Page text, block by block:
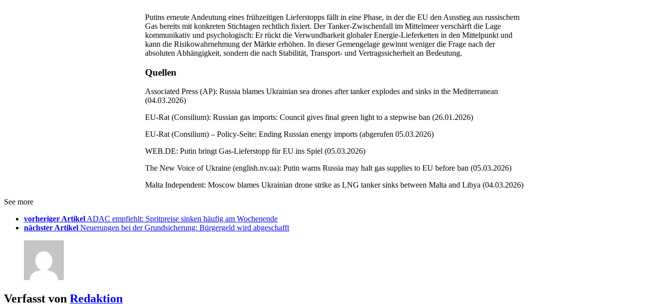
Putins erneute Andeutung eines frühzeitigen Lieferstopps fällt in eine Phase, in der die EU den Ausstieg aus russischem
Gas bereits mit konkreten Stichtagen rechtlich fixiert. Der Tanker-Zwischenfall im Mittelmeer verschärft die Lage
kommunikativ und psychologisch: Er rückt die Verwundbarkeit globaler Energie-Lieferketten in den Mittelpunkt und
kann die Risikowahrnehmung der Märkte erhöhen. In dieser Gemengelage gewinnt weniger die Frage nach der
absoluten Abhängigkeit, sondern die nach Stabilität, Transport- und Vertragssicherheit an Bedeutung.
Quellen
Associated Press (AP): Russia blames Ukrainian sea drones after tanker explodes and sinks in the Mediterranean
(04.03.2026)
EU-Rat (Consilium): Russian gas imports: Council gives final green light to a stepwise ban (26.01.2026)
EU-Rat (Consilium) – Policy-Seite: Ending Russian energy imports (abgerufen 05.03.2026)
WEB.DE: Putin bringt Gas-Lieferstopp für EU ins Spiel (05.03.2026)
The New Voice of Ukraine (english.nv.ua): Putin warns Russia may halt gas supplies to EU before ban (05.03.2026)
Malta Independent: Moscow blames Ukrainian drone strike as LNG tanker sinks between Malta and Libya (04.03.2026)
See more
vorheriger Artikel ADAC empfiehlt: Spritpreise sinken häufig am Wochenende
nächster Artikel Neuerungen bei der Grundsicherung: Bürgergeld wird abgeschafft
Verfasst von Redaktion